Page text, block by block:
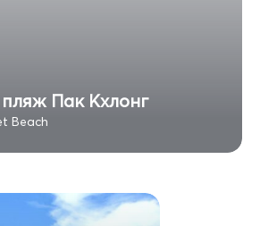
Пак Кхлонг
Beach